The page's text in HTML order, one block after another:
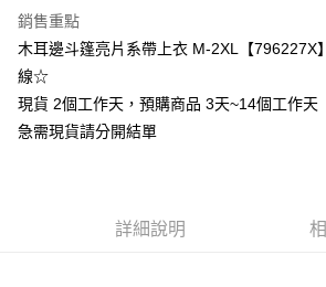
Google Pay
全支付
大哥付你分期
2.付款方式選擇「大哥付你分期」，訂單成立後會
銷售重點
木耳邊斗篷亮片系帶上衣 M-2XL【
線☆
現貨 2個工作天，預購商品 3天~14個工作天
急需現貨請分開結單
詳細說明